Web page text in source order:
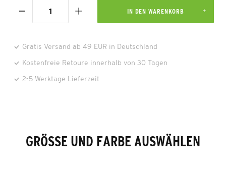
IN DEN WARENKORB
Gratis Versand ab 49 EUR in Deutschland
Kostenfreie Retoure innerhalb von 30 Tagen
2-5 Werktage Lieferzeit
GRÖSSE UND FARBE AUSWÄHLEN